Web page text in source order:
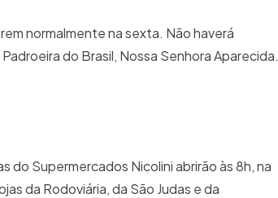
normalmente na sexta. Não haverá
do Brasil, Nossa Senhora Aparecida.
do Supermercados Nicolini abrirão às 8h, na
da Rodoviária, da São Judas e da